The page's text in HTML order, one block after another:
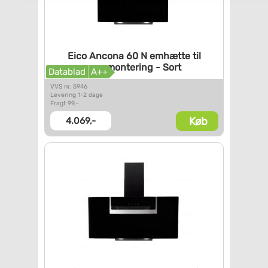
Eico Ancona 60 N emhætte til
vægmontering - Sort
Datablad A++
VVS nr. 5946
Levering 1-2 dage
Fragt 99,-
4.069,- Køb